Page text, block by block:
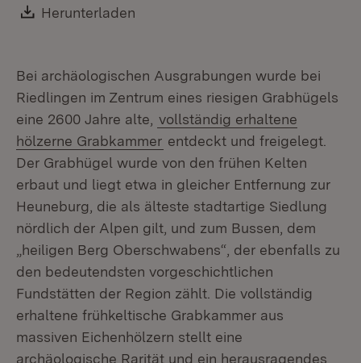
Download:
Herunterladen
Bei archäologischen Ausgrabungen wurde bei
Riedlingen im Zentrum eines riesigen Grabhügels
eine 2600 Jahre alte, vollständig erhaltene
hölzerne Grabkammer entdeckt und freigelegt.
Der Grabhügel wurde von den frühen Kelten
erbaut und liegt etwa in gleicher Entfernung zur
Heuneburg, die als älteste stadtartige Siedlung
nördlich der Alpen gilt, und zum Bussen, dem
„heiligen Berg Oberschwabens“, der ebenfalls zu
den bedeutendsten vorgeschichtlichen
Fundstätten der Region zählt. Die vollständig
erhaltene frühkeltische Grabkammer aus
massiven Eichenhölzern stellt eine
archäologische Rarität und ein herausragendes